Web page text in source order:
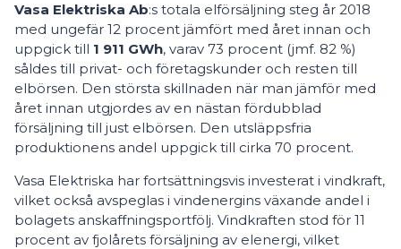
Vasa Elektriska Ab:s totala elförsäljning steg år 2018
med ungefär 12 procent jämfört med året innan och
uppgick till 1 911 GWh, varav 73 procent (jmf. 82 %)
såldes till privat- och företagskunder och resten till
elbörsen. Den största skillnaden när man jämför med
året innan utgjordes av en nästan fördubblad
försäljning till just elbörsen. Den utsläppsfria
produktionens andel uppgick till cirka 70 procent.
Vasa Elektriska har fortsättningsvis investerat i vindkraft,
vilket också avspeglas i vindenergins växande andel i
bolagets anskaffningsportfölj. Vindkraften stod för 11
procent av fjolårets försäljning av elenergi, vilket